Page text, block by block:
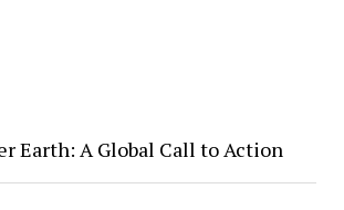
Earth: A Global Call to Action